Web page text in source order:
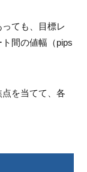
ても、目標レ
間の値幅（pips
を当てて、各